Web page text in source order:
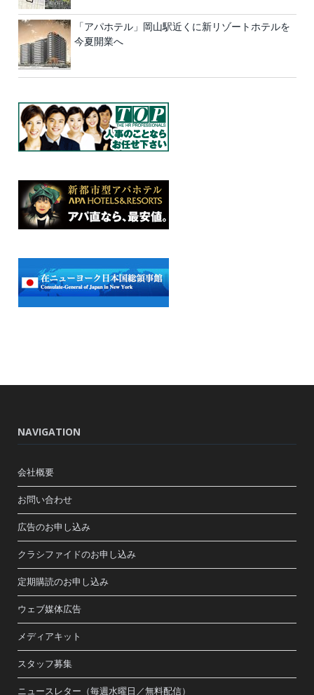
「アパホテル」岡山駅近くに新リゾートホテルを
今夏開業へ
NAVIGATION
会社概要
お問い合わせ
広告のお申し込み
クラシファイドのお申し込み
定期購読のお申し込み
ウェブ媒体広告
メディアキット
スタッフ募集
ニュースレター（毎週水曜日／無料配信）